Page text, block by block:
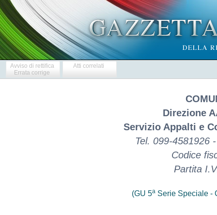
Avviso di rettifica
Errata corrige
Atti correlati
Direzione
Servizio Appalti e
Tel. 099-4581926
Codice
Partita
(GU 5a Serie Speciale -